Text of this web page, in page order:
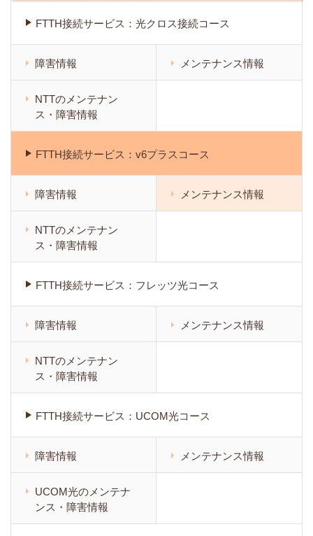
FTTH接続サービス：光クロス接続コース
障害情報 メンテナンス情報
NTTのメンテナン
ス・障害情報
FTTH接続サービス：v6プラスコース
障害情報 メンテナンス情報
NTTのメンテナン
ス・障害情報
FTTH接続サービス：フレッツ光コース
障害情報 メンテナンス情報
NTTのメンテナン
ス・障害情報
FTTH接続サービス：UCOM光コース
障害情報 メンテナンス情報
UCOM光のメンテナ
ンス・障害情報